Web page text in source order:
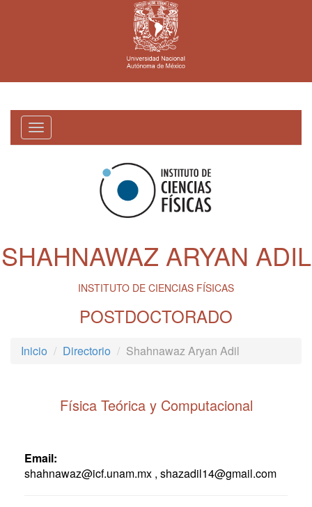
Toggle
navigation
SHAHNAWAZ ARYAN ADIL
INSTITUTO DE CIENCIAS FÍSICAS
POSTDOCTORADO
Inicio Directorio Shahnawaz Aryan Adil
Física Teórica y Computacional
Email:
shahnawaz@icf.unam.mx , shazadil14@gmail.com